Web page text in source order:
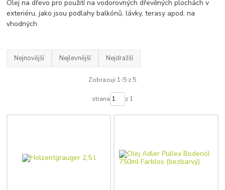
Olej na dřevo pro použití na vodorovných dřevěných plochách v
exteriéru, jako jsou podlahy balkónů, lávky, terasy apod. na
vhodných
Nejnovější Nejlevnější Nejdražší
Zobrazuji 1-5 z 5
strana z 1